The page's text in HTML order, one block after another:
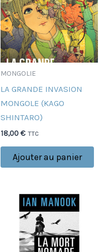
MONGOLIE
LA GRANDE INVASION
MONGOLE (KAGO
SHINTARO)
18,00 € TTC
Ajouter au panier